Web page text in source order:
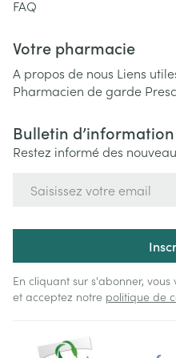
FAQ
Votre pharmacie
A propos de nous Liens
Pharmacien de garde
Bulletin d’information
Restez informé des
En cliquant sur s'abonner,
et acceptez notre politique de